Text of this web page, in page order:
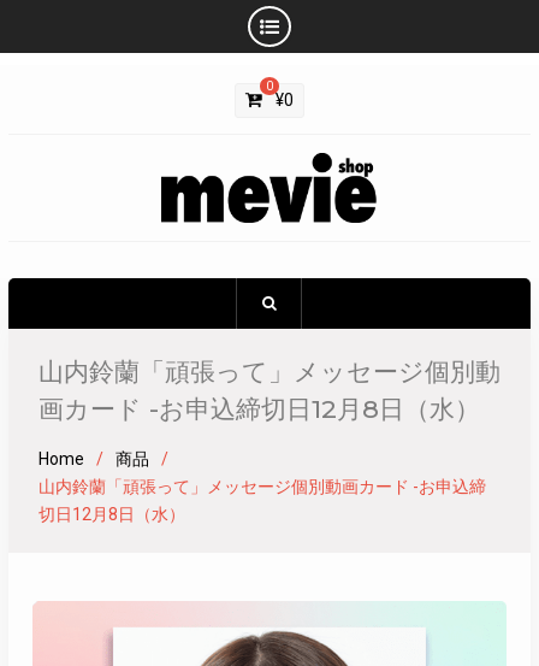
0
¥0
山内鈴蘭「頑張って」メッセージ個別動
画カード -お申込締切日12月8日（水）
Home
商品
山内鈴蘭「頑張って」メッセージ個別動画カード -お申込締
切日12月8日（水）